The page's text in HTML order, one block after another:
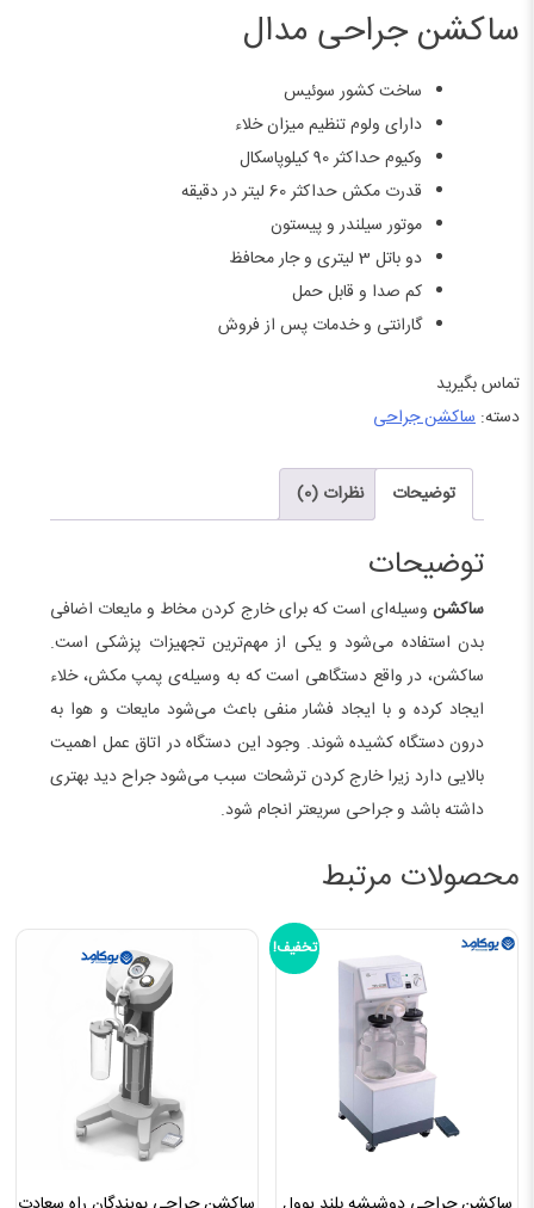
ساکشن جراحی مدال
ساخت کشور سوئیس
دارای ولوم تنظیم میزان خلاء
وکیوم حداکثر 90 کیلوپاسکال
قدرت مکش حداکثر 60 لیتر در دقیقه
موتور سیلندر و پیستون
دو باتل 3 لیتری و جار محافظ
کم صدا و قابل حمل
گارانتی و خدمات پس از فروش
تماس بگیرید
دسته: ساکشن جراحی
توضیحات نظرات (0)
توضیحات
ساکشن وسیله‌ای است که برای خارج کردن مخاط و مایعات اضافی
بدن استفاده می‌شود و یکی از مهم‌ترین تجهیزات پزشکی است.
ساکشن، در واقع دستگاهی است که به وسیله‌ی پمپ مکش، خلاء
ایجاد کرده و با ایجاد فشار منفی باعث می‌شود مایعات و هوا به
درون دستگاه کشیده شوند. وجود این دستگاه در اتاق عمل اهمیت
بالایی دارد زیرا خارج کردن ترشحات سبب می‌شود جراح دید بهتری
داشته باشد و جراحی سریعتر انجام شود.
محصولات مرتبط
تخفیف!